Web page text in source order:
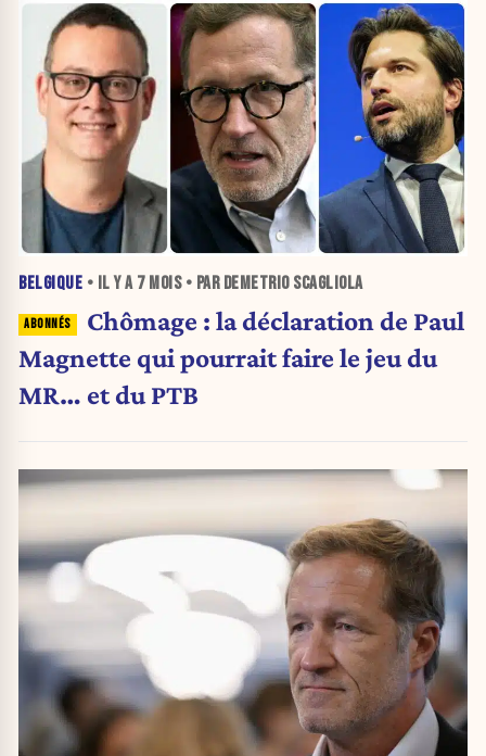
BELGIQUE • IL Y A 7 MOIS• PAR DEMETRIO SCAGLIOLA
Chômage : la déclaration de Paul
Magnette qui pourrait faire le jeu du
MR… et du PTB